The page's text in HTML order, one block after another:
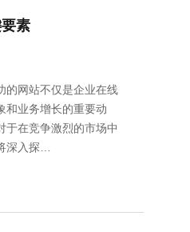
素
的网站不仅是企业在线
和业务增长的重要动
于在竞争激烈的市场中
深入探…